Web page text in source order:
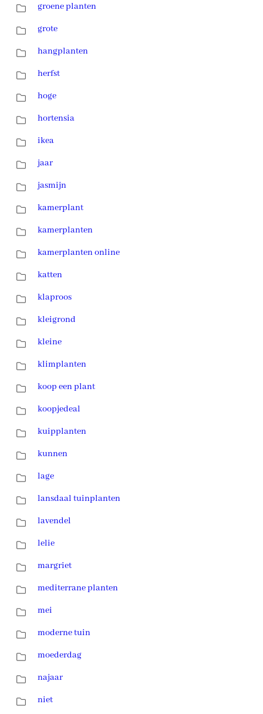
groene planten
grote
hangplanten
herfst
hoge
hortensia
ikea
jaar
jasmijn
kamerplant
kamerplanten
kamerplanten online
katten
klaproos
kleigrond
kleine
klimplanten
koop een plant
koopjedeal
kuipplanten
kunnen
lage
lansdaal tuinplanten
lavendel
lelie
margriet
mediterrane planten
mei
moderne tuin
moederdag
najaar
niet